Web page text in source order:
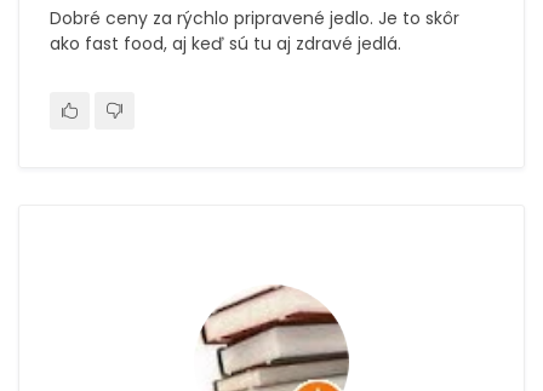
Dobré ceny za rýchlo pripravené jedlo. Je to skôr
ako fast food, aj keď sú tu aj zdravé jedlá.